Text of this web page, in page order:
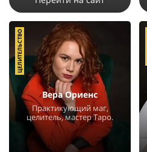
Вера Ориенс
Практикующий маг,
целитель, мастер Таро.
11240 30
ЦЕЛИТЕЛЬСТВО